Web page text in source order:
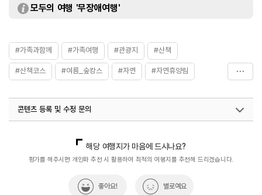
- 기타시설 : 임산물판매장, 매점, 산림욕장, 정자, 화장실
[숲속의 집]
- 비수기 48,000원~120,000원
-성수기 및 주말 80,000원 ~200,000원
[무궁화관]
[복합휴양관]
- 비수기 42,000원~84,000원
모두의 여행 '무장애여행'
#가족과함께 #가족여행 #관광지 #산책
#산책코스 #여름_숲캉스 #자연 #자연휴양림
콘텐츠 등록 및 수정 문의
해당 여행지가 마음에 드시나요?
평가를 해주시면 개인화 추천 시 활용하여 최적의 여행지를 추천해 드리겠습니다.
좋아요! 별로예요